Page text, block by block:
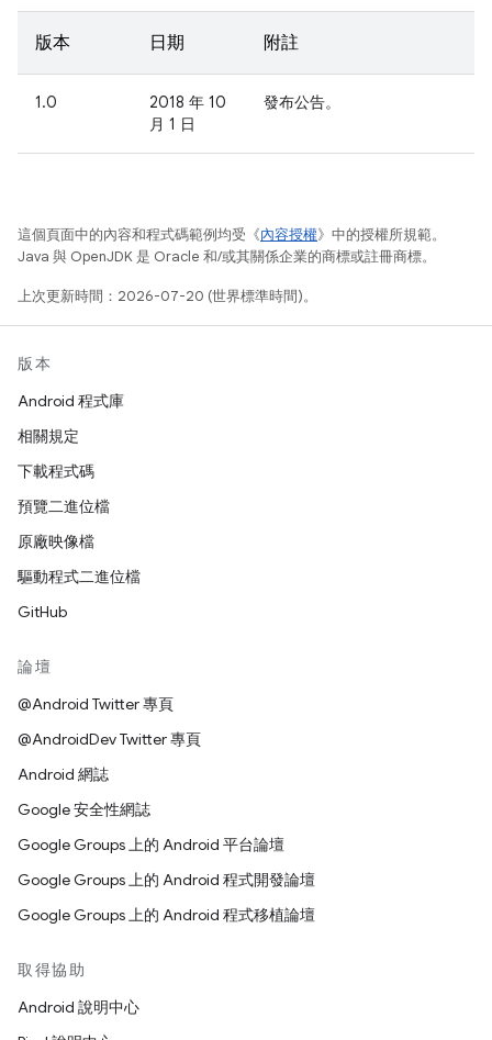
版本 日期 附註
1.0
2018 年 10
月 1 日
發布公告。
這個頁面中的內容和程式碼範例均受《內容授權》中的授權所規範。
Java 與 OpenJDK 是 Oracle 和/或其關係企業的商標或註冊商標。
上次更新時間：2026-07-20 (世界標準時間)。
版本
Android 程式庫
相關規定
下載程式碼
預覽二進位檔
原廠映像檔
驅動程式二進位檔
GitHub
論壇
@Android Twitter 專頁
@AndroidDev Twitter 專頁
Android 網誌
Google 安全性網誌
Google Groups 上的 Android 平台論壇
Google Groups 上的 Android 程式開發論壇
Google Groups 上的 Android 程式移植論壇
取得協助
Android 說明中心